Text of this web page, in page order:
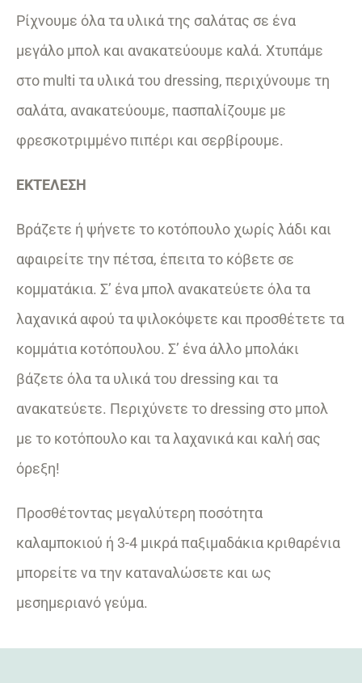
Ρίχνουμε όλα τα υλικά της σαλάτας σε ένα
μεγάλο μπολ και ανακατεύουμε καλά. Χτυπάμε
στο multi τα υλικά του dressing, περιχύνουμε τη
σαλάτα, ανακατεύουμε, πασπαλίζουμε με
φρεσκοτριμμένο πιπέρι και σερβίρουμε.
ΕΚΤΕΛΕΣΗ
Βράζετε ή ψήνετε το κοτόπουλο χωρίς λάδι και
αφαιρείτε την πέτσα, έπειτα το κόβετε σε
κομματάκια. Σ’ ένα μπολ ανακατεύετε όλα τα
λαχανικά αφού τα ψιλοκόψετε και προσθέτετε τα
κομμάτια κοτόπουλου. Σ’ ένα άλλο μπολάκι
βάζετε όλα τα υλικά του dressing και τα
ανακατεύετε. Περιχύνετε το dressing στο μπολ
με το κοτόπουλο και τα λαχανικά και καλή σας
όρεξη!
Προσθέτοντας μεγαλύτερη ποσότητα
καλαμποκιού ή 3-4 μικρά παξιμαδάκια κριθαρένια
μπορείτε να την καταναλώσετε και ως
μεσημεριανό γεύμα.